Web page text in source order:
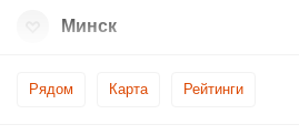
Рядом Карта Рейтинги
Минск